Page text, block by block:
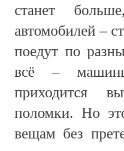
станет
автомобилей –
поедут по
всё – машины
приходится
поломки. Но
вещам без